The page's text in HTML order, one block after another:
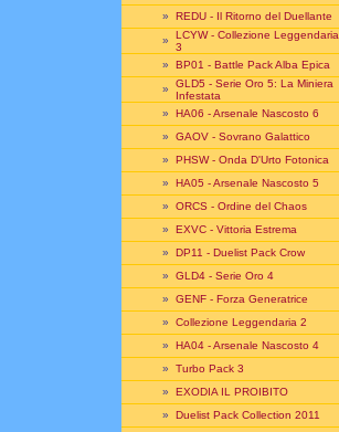
» REDU - Il Ritorno del Duellante
» LCYW - Collezione Leggendaria
3
» BP01 - Battle Pack Alba Epica
» GLD5 - Serie Oro 5: La Miniera
Infestata
» HA06 - Arsenale Nascosto 6
» GAOV - Sovrano Galattico
» PHSW - Onda D'Urto Fotonica
» HA05 - Arsenale Nascosto 5
» ORCS - Ordine del Chaos
» EXVC - Vittoria Estrema
» DP11 - Duelist Pack Crow
» GLD4 - Serie Oro 4
» GENF - Forza Generatrice
» Collezione Leggendaria 2
» HA04 - Arsenale Nascosto 4
» Turbo Pack 3
» EXODIA IL PROIBITO
» Duelist Pack Collection 2011